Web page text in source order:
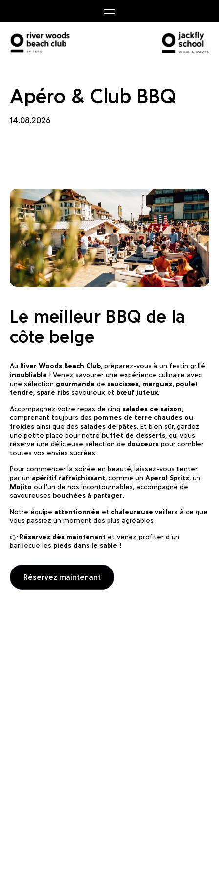
Apéro & Club BBQ
14.08.2026
Le meilleur BBQ de la
côte belge
Au River Woods Beach Club, préparez-vous à un festin grillé
inoubliable ! Venez savourer une expérience culinaire avec
une sélection gourmande de saucisses, merguez, poulet
tendre, spare ribs savoureux et bœuf juteux.
Accompagnez votre repas de cinq salades de saison,
comprenant toujours des pommes de terre chaudes ou
froides ainsi que des salades de pâtes. Et bien sûr, gardez
une petite place pour notre buffet de desserts, qui vous
réserve une délicieuse sélection de douceurs pour combler
toutes vos envies sucrées.
Pour commencer la soirée en beauté, laissez-vous tenter
par un apéritif rafraîchissant, comme un Aperol Spritz, un
Mojito ou l’un de nos incontournables, accompagné de
savoureuses bouchées à partager.
Notre équipe attentionnée et chaleureuse veillera à ce que
vous passiez un moment des plus agréables.
👉 Réservez dès maintenant et venez profiter d’un
barbecue les pieds dans le sable !
Réservez maintenant